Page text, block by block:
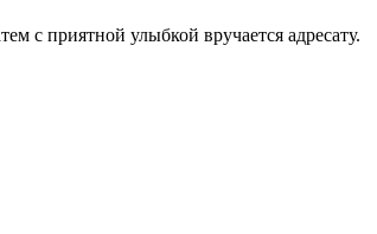
с приятной улыбкой вручается адресату.